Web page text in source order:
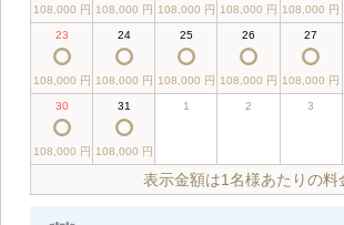
108,000 円 108,000 円 108,000 円 108,000 円 108,000 円
23
108,000 円
24
108,000 円
25
108,000 円
26
108,000 円
27
108,000 円
30
108,000 円
31
108,000 円
1 2 3
表示金額は1名様あたりの料